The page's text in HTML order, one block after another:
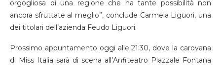
orgogliosa di una regione che ha tante possibilità non
ancora sfruttate al meglio”, conclude Carmela Liguori, una
dei titolari dell’azienda Feudo Liguori.
Prossimo appuntamento oggi alle 21:30, dove la carovana
di Miss Italia sarà di scena all’Anfiteatro Piazzale Fontana